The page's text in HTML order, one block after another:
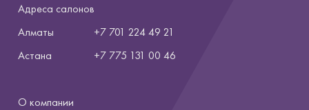
Адреса салонов
Алматы
+7 701 224 49 21
Астана
+7 775 131 00 46
О компании